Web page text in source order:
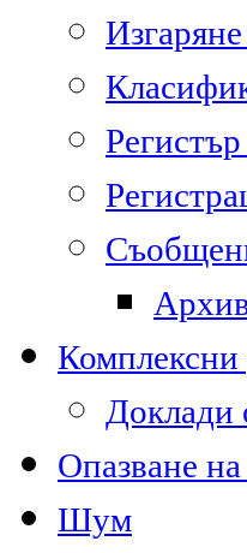
Комплексни
Доклади
Опазване
Шум